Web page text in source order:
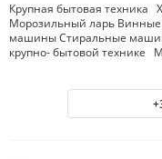
Крупная бытовая техника
Морозильный ларь
машины Стиральные
крупно- бытовой технике